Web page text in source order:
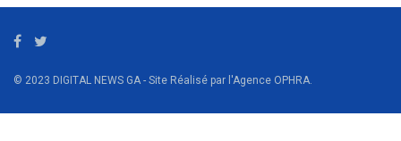
© 2023 DIGITAL NEWS GA - Site Réalisé par l'Agence OPHRA.